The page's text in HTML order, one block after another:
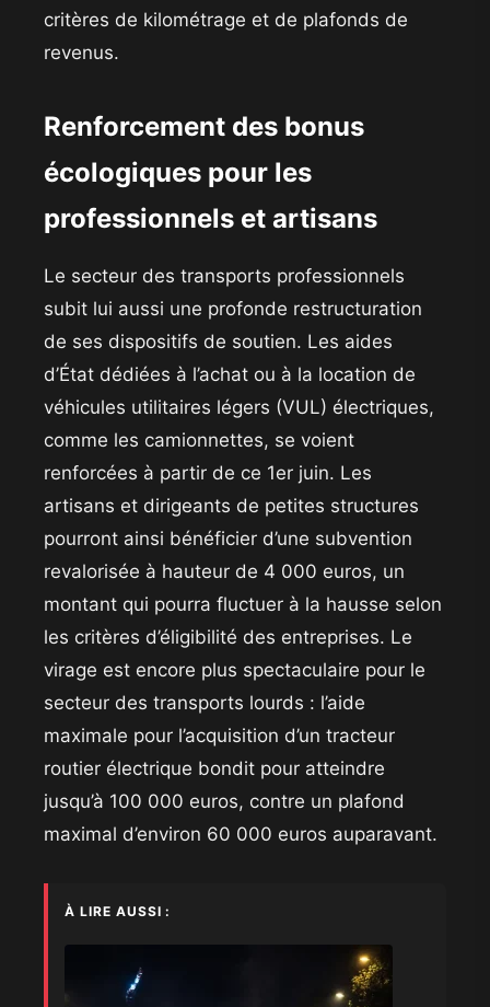
critères de kilométrage et de plafonds de
revenus.
​Renforcement des bonus
écologiques pour les
professionnels et artisans
​Le secteur des transports professionnels
subit lui aussi une profonde restructuration
de ses dispositifs de soutien. Les aides
d’État dédiées à l’achat ou à la location de
véhicules utilitaires légers (VUL) électriques,
comme les camionnettes, se voient
renforcées à partir de ce 1er juin. Les
artisans et dirigeants de petites structures
pourront ainsi bénéficier d’une subvention
revalorisée à hauteur de 4 000 euros, un
montant qui pourra fluctuer à la hausse selon
les critères d’éligibilité des entreprises. Le
virage est encore plus spectaculaire pour le
secteur des transports lourds : l’aide
maximale pour l’acquisition d’un tracteur
routier électrique bondit pour atteindre
jusqu’à 100 000 euros, contre un plafond
maximal d’environ 60 000 euros auparavant.
À LIRE AUSSI :